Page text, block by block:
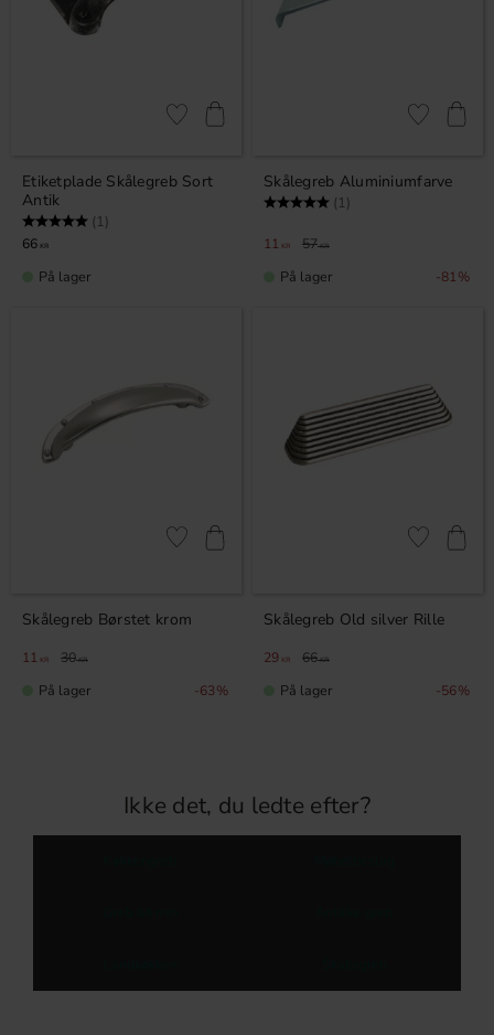
Etiketplade Skålegreb Sort
Antik
Vurdering: (1)
66 KR
Gem som favorit
På lager
Skålegreb Aluminiumfarve
Vurdering: (1)
11 KR 57KR
81%
Gem som
På lager
Skålegreb Børstet krom
11 KR 30KR
63%
Gem som favorit
På lager
Skålegreb Old silver Rille
29 KR 66KR
56%
Gem som
På lager
Ikke det, du ledte efter?